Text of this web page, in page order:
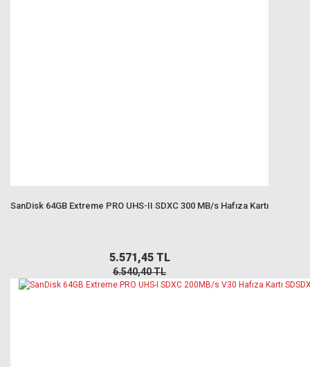
SanDisk 64GB Extreme PRO UHS-II SDXC 300 MB/s Hafıza Kartı
5.571,45 TL
6.540,40 TL